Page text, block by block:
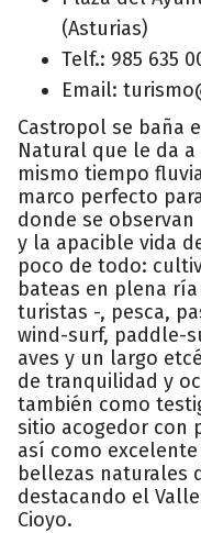
(Asturias)
Telf.: 985 635
Email:
Castropol se baña
Natural que le da
mismo tiempo
marco perfecto
donde se
y la apacible vida
poco de todo:
bateas en plena
turistas -, pesca,
wind-surf, paddle-
aves y un largo
de tranquilidad y
también como
sitio acogedor con
así como
bellezas naturales
destacando el
Cioyo.